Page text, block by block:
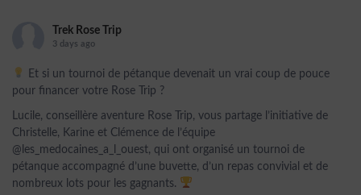
Trek Rose Trip
3 days ago
Et si un tournoi de pétanque devenait un vrai coup de pouce
pour financer votre Rose Trip ?
Lucile, conseillère aventure Rose Trip, vous partage l’initiative de
Christelle, Karine et Clémence de l’équipe
@les_medocaines_a_l_ouest, qui ont organisé un tournoi de
pétanque accompagné d’une buvette, d’un repas convivial et de
nombreux lots pour les gagnants.